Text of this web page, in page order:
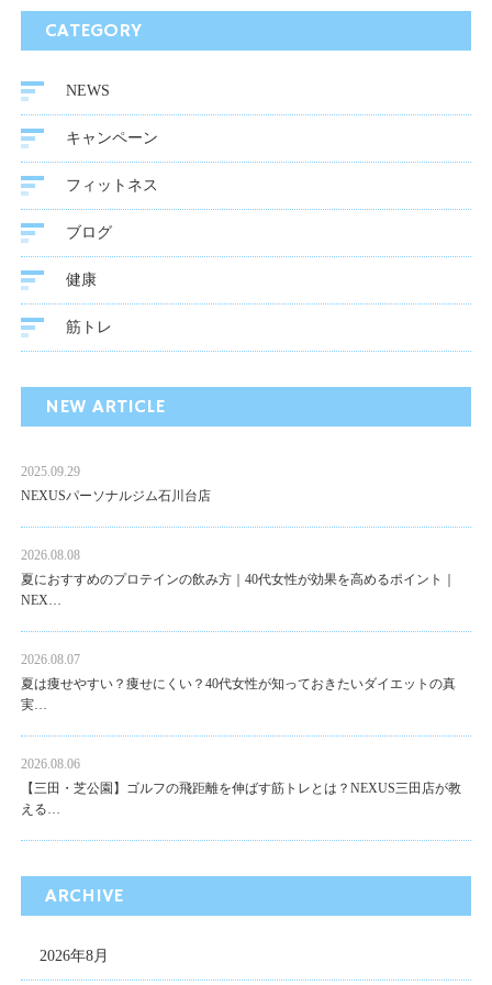
CATEGORY
NEWS
キャンペーン
フィットネス
ブログ
健康
筋トレ
NEW ARTICLE
2025.09.29
NEXUSパーソナルジム石川台店
2026.08.08
夏におすすめのプロテインの飲み方｜40代女性が効果を高めるポイント｜
NEX…
2026.08.07
夏は痩せやすい？痩せにくい？40代女性が知っておきたいダイエットの真
実…
2026.08.06
【三田・芝公園】ゴルフの飛距離を伸ばす筋トレとは？NEXUS三田店が教
える…
ARCHIVE
2026年8月